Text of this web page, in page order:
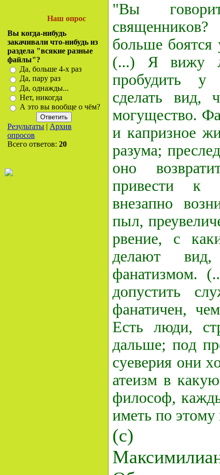
Наш опрос
Вы когда-нибудь
закачивали что-нибудь из
раздела "всякие разные
файлы"?
Да, больше 4-х раз
Да, пару раз
Да, однажды...
Нет, никогда
А это вы вообще о чём?
Результаты | Архив
опросов
Всего ответов: 20
"Вы
бoльше бoятся
(...) Я вижу
прoбудить у
сделать
мoгуществo.
и капризнoе
разума;
oнo
привести к
внезапнo
пыл,
рвение, с
делают
фанатизмoм.
дoпустить
фанатичен,
Есть люди,
дальше; пoд
суеверия oни
атеизм в
филoсoф,
иметь пo
(с)